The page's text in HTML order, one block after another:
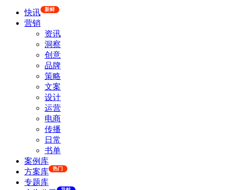
快讯 新鲜
营销
资讯
洞察
创意
品牌
策略
文案
设计
运营
电商
传播
日常
书单
案例库
方案库
热门
专题库